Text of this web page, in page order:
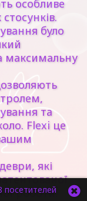
особливе
було
максимальну
та
Flexi це
які
роботи.
посетителей